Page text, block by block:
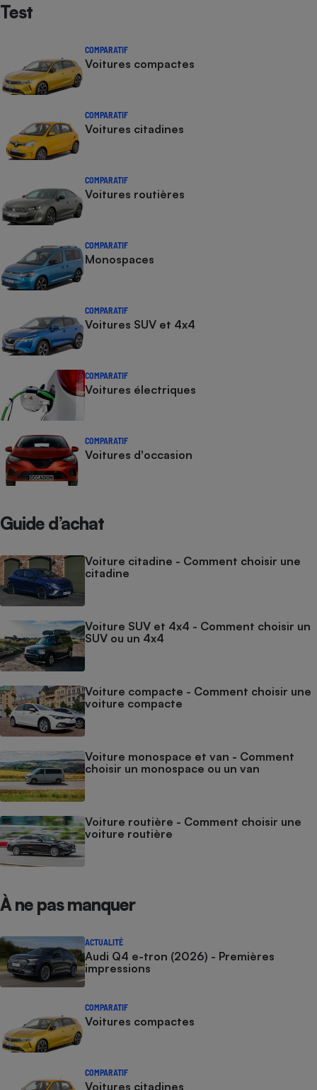
Test
COMPARATIF
Voitures compactes
COMPARATIF
Voitures citadines
COMPARATIF
Voitures routières
COMPARATIF
Monospaces
COMPARATIF
Voitures SUV et 4x4
COMPARATIF
Voitures électriques
COMPARATIF
Voitures d'occasion
Guide d’achat
Voiture citadine - Comment choisir une
citadine
Voiture SUV et 4x4 - Comment choisir un
SUV ou un 4x4
Voiture compacte - Comment choisir une
voiture compacte
Voiture monospace et van - Comment
choisir un monospace ou un van
Voiture routière - Comment choisir une
voiture routière
À ne pas manquer
ACTUALITÉ
Audi Q4 e-tron (2026) - Premières
impressions
COMPARATIF
Voitures compactes
COMPARATIF
Voitures citadines